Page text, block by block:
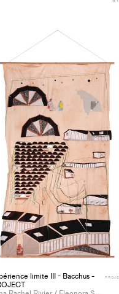
limite III - Bacchus -